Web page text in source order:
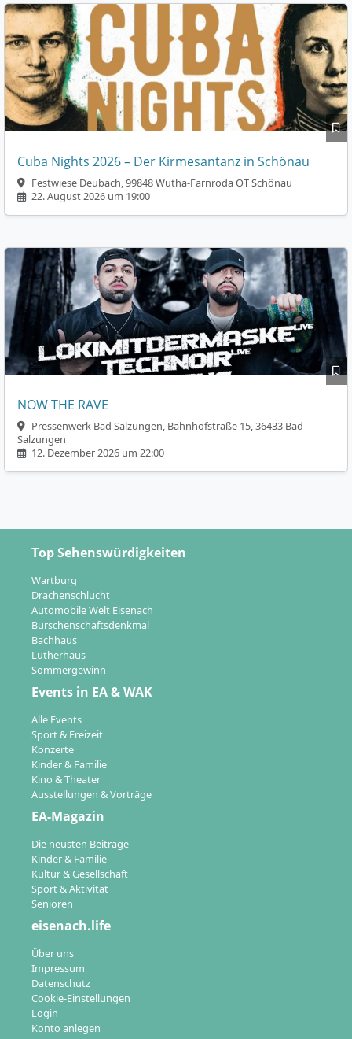
Cuba Nights 2026 – Der Kirmesantanz in Schönau
Festwiese Deubach, 99848 Wutha-Farnroda OT Schönau
22. August 2026 um 19:00
NOW THE RAVE
Pressenwerk Bad Salzungen, Bahnhofstraße 15, 36433 Bad
Salzungen
12. Dezember 2026 um 22:00
Top Sehenswürdigkeiten
Wartburg
Drachenschlucht
Automobile Welt Eisenach
Burschenschaftsdenkmal
Bachhaus
Lutherhaus
Sommergewinn
Events in EA & WAK
Alle Events
Sport & Freizeit
Konzerte
Kinder & Familie
Kino & Theater
Ausstellungen & Vorträge
EA-Magazin
Die neusten Beiträge
Kinder & Familie
Kultur & Gesellschaft
Sport & Aktivität
Senioren
eisenach.life
Über uns
Impressum
Datenschutz
Cookie-Einstellungen
Login
Konto anlegen